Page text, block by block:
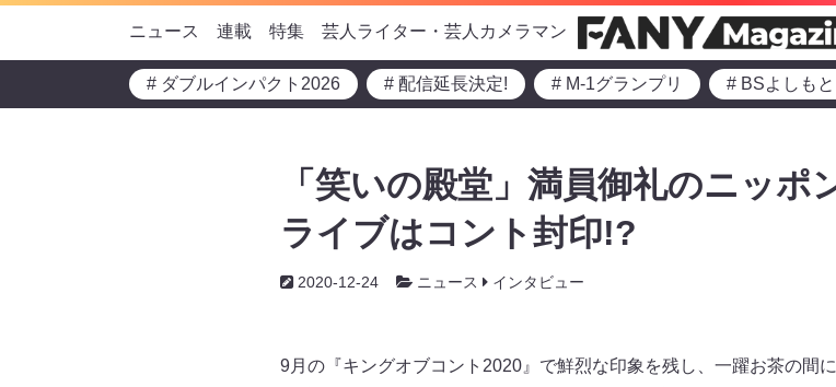
ニュース 連載 特集 芸人ライター・芸人カメラマン
# ダブルインパクト2026 # 配信延長決定! # M-1グランプリ # BSよしもと
「笑いの殿堂」満員御礼のニッポ
ライブはコント封印!?
2020-12-24 ニュース インタビュー
9月の『キングオブコント2020』で鮮烈な印象を残し、一躍お茶の間